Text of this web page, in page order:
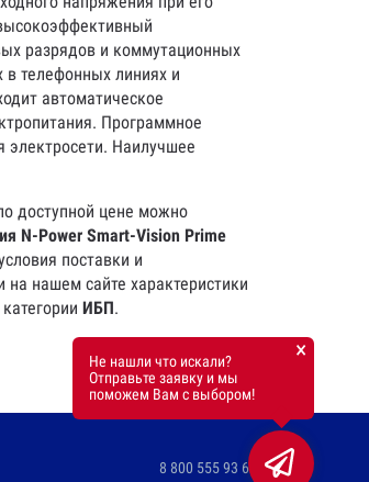
разрядов и коммутационных
телефонных линиях и
автоматическое
Программное
электросети. Наилучшее
доступной цене можно
N-Power Smart-Vision Prime
поставки и
нашем сайте характеристики
ИБП.
8 800 555 93 62
Не нашли что искали?
Отправьте заявку и мы
поможем Вам с выбором!
×